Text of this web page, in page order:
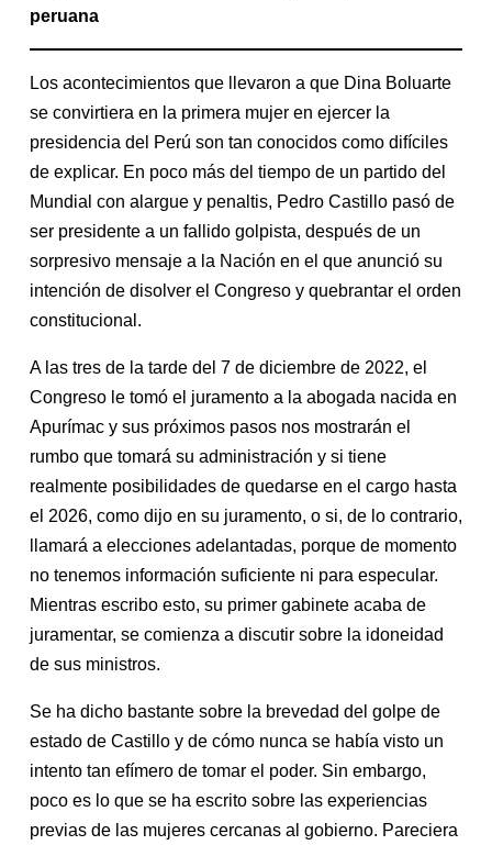
peruana
Los acontecimientos que llevaron a que Dina Boluarte
se convirtiera en la primera mujer en ejercer la
presidencia del Perú son tan conocidos como difíciles
de explicar. En poco más del tiempo de un partido del
Mundial con alargue y penaltis, Pedro Castillo pasó de
ser presidente a un fallido golpista, después de un
sorpresivo mensaje a la Nación en el que anunció su
intención de disolver el Congreso y quebrantar el orden
constitucional.
A las tres de la tarde del 7 de diciembre de 2022, el
Congreso le tomó el juramento a la abogada nacida en
Apurímac y sus próximos pasos nos mostrarán el
rumbo que tomará su administración y si tiene
realmente posibilidades de quedarse en el cargo hasta
el 2026, como dijo en su juramento, o si, de lo contrario,
llamará a elecciones adelantadas, porque de momento
no tenemos información suficiente ni para especular.
Mientras escribo esto, su primer gabinete acaba de
juramentar, se comienza a discutir sobre la idoneidad
de sus ministros.
Se ha dicho bastante sobre la brevedad del golpe de
estado de Castillo y de cómo nunca se había visto un
intento tan efímero de tomar el poder. Sin embargo,
poco es lo que se ha escrito sobre las experiencias
previas de las mujeres cercanas al gobierno. Pareciera